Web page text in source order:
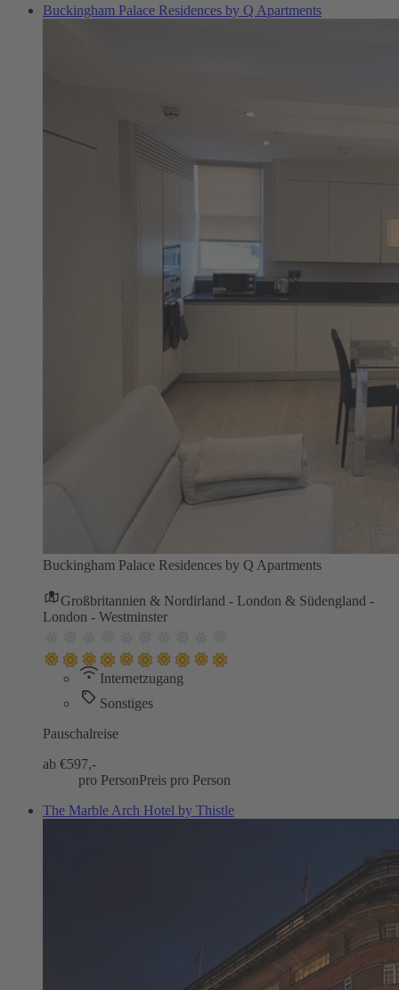
Buckingham Palace Residences by Q Apartments
Buckingham Palace Residences by Q Apartments
Großbritannien & Nordirland - London & Südengland -
London - Westminster
Internetzugang
Sonstiges
Pauschalreise
ab €597,-
pro PersonPreis pro Person
The Marble Arch Hotel by Thistle